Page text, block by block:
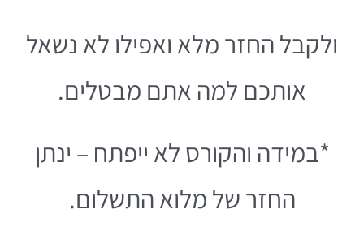
ולקבל החזר מלא ואפילו לא נשאל
אותכם למה אתם מבטלים.
*במידה והקורס לא ייפתח – ינתן
החזר של מלוא התשלום.